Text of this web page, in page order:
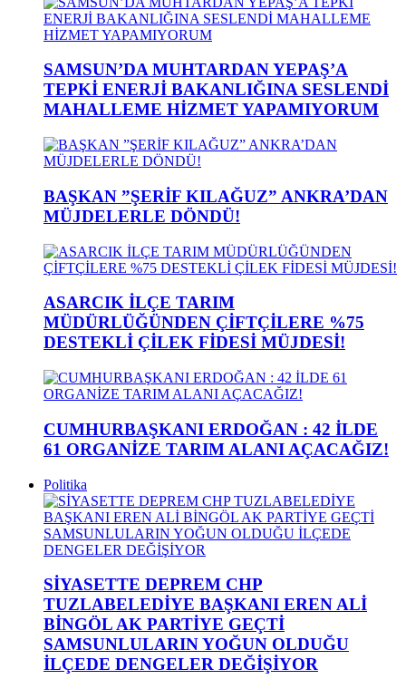
SAMSUN’DA MUHTARDAN YEPAŞ’A
TEPKİ ENERJİ BAKANLIĞINA SESLENDİ
MAHALLEME HİZMET YAPAMIYORUM
BAŞKAN ”ŞERİF KILAĞUZ” ANKRA’DAN
MÜJDELERLE DÖNDÜ!
ASARCIK İLÇE TARIM
MÜDÜRLÜĞÜNDEN ÇİFTÇİLERE %75
DESTEKLİ ÇİLEK FİDESİ MÜJDESİ!
CUMHURBAŞKANI ERDOĞAN : 42 İLDE
61 ORGANİZE TARIM ALANI AÇACAĞIZ!
Politika
SİYASETTE DEPREM CHP
TUZLABELEDİYE BAŞKANI EREN ALİ
BİNGÖL AK PARTİYE GEÇTİ
SAMSUNLULARIN YOĞUN OLDUĞU
İLÇEDE DENGELER DEĞİŞİYOR